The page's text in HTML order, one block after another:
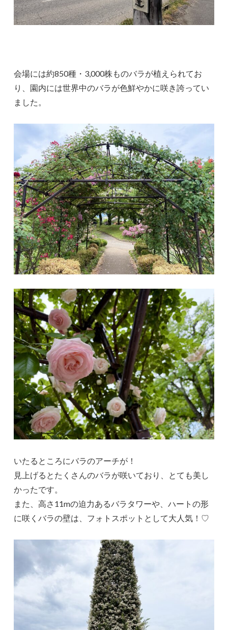
会場には約850種・3,000株ものバラが植えられてお
り、園内には世界中のバラが色鮮やかに咲き誇ってい
ました。
いたるところにバラのアーチが！
見上げるとたくさんのバラが咲いており、とても美し
かったです。
また、高さ11mの迫力あるバラタワーや、ハートの形
に咲くバラの壁は、フォトスポットとして大人気！♡